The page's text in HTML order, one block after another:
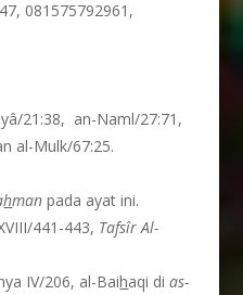
081575792961,
21:38, an-Naml/27:71,
al-Mulk/67:25.
hman pada ayat ini.
441-443, Tafsîr Al-
IV/206, al-Baihaqi dias-